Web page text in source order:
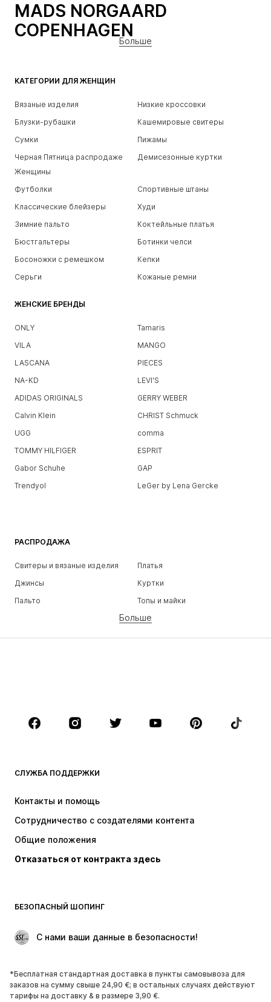
КАТЕГОРИИ ДЛЯ ЖЕНЩИН
Вязаные изделия
Низкие кроссовки
Блузки-рубашки
Кашемировые свитеры
Сумки
Пижамы
Черная Пятница распродаже
Женщины
Демисезонные куртки
Футболки
Спортивные штаны
Классические блейзеры
Худи
Зимние пальто
Коктейльные платья
Бюстгальтеры
Ботинки челси
Босоножки с ремешком
Кепки
Серьги
Кожаные ремни
ЖЕНСКИЕ БРЕНДЫ
ONLY
Tamaris
VILA
MANGO
LASCANA
PIECES
NA-KD
LEVI'S
ADIDAS ORIGINALS
GERRY WEBER
Calvin Klein
CHRIST Schmuck
UGG
comma
TOMMY HILFIGER
ESPRIT
Gabor Schuhe
GAP
Trendyol
LeGer by Lena Gercke
РАСПРОДАЖА
Свитеры и вязаные изделия
Платья
Джинсы
Куртки
Пальто
Топы и майки
Белье
Юбки
Блузки и туники
Аксессуары
Премиум
НОВИНКИ
Куртки
Белье
Пальто
Юбки
Поводы
ЭКСКЛЮЗИВ
ОБУВЬ
Больше
СЛУЖБА ПОДДЕРЖКИ
Контакты и помощь
Сотрудничество с создателями контента
Общие положения
Отказаться от контракта здесь
БЕЗОПАСНЫЙ ШОПИНГ
С нами ваши данные в безопасности!
*Бесплатная стандартная доставка в пункты самовывоза для
заказов на сумму свыше 24,90 €; в остальных случаях действуют
тарифы на доставку & в размере 3,90 €.
MADS NORGAARD
COPENHAGEN
Больше